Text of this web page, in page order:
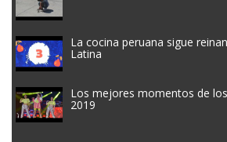
La cocina peruana sigue
Latina
Los mejores momentos de
2019